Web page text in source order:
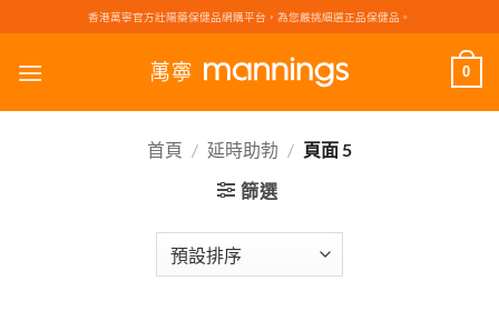
to
content
香港萬寧官方壯陽藥保健品網購平台，為您嚴挑細選正品保健品。
0
首頁 / 延時助勃 / 頁面 5
篩選